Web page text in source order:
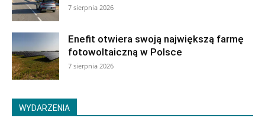
7 sierpnia 2026
Enefit otwiera swoją największą farmę
fotowoltaiczną w Polsce
7 sierpnia 2026
WYDARZENIA